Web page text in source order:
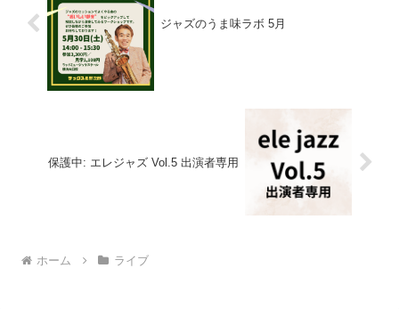
ジャズのうま味ラボ 5月
保護中: エレジャズ Vol.5 出演者専用
ホーム ライブ